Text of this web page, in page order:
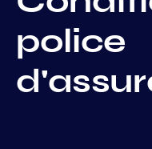
police